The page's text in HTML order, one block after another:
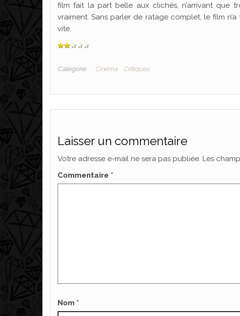
film fait la part belle aux clichés, n’arrivant que
vraiment. Sans parler de ratage complet, le film
vite.
Catégorie Cinéma Critiques
Laisser un commentaire
Votre adresse e-mail ne sera pas publiée. Les
Commentaire *
Nom *